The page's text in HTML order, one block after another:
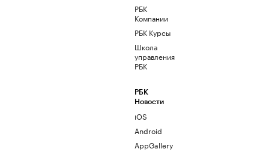
РБК
Компании
РБК Курсы
Школа
управления
РБК
РБК
Новости
iOS
Android
AppGallery